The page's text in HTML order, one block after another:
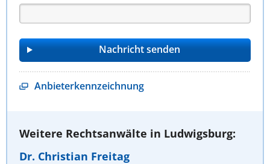
Anbieterkennzeichnung
Weitere Rechtsanwälte in Ludwigsburg:
Dr. Christian Freitag